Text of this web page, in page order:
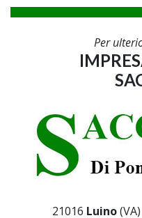
Per
21016 Luino